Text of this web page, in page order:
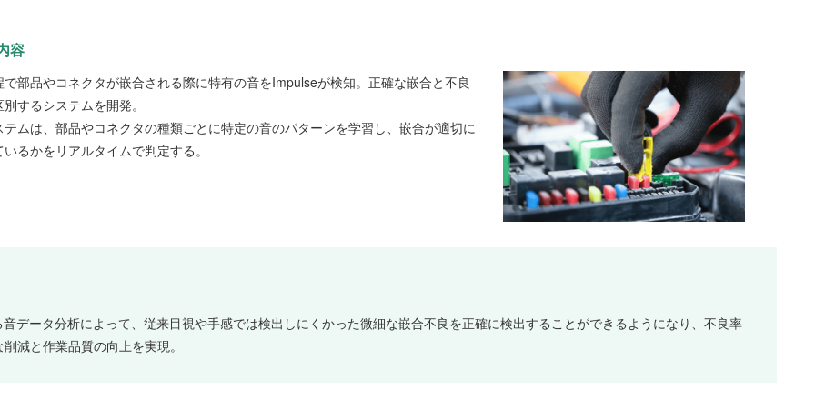
容
で部品やコネクタが嵌合される際に特有の音をImpulseが検知。正確な嵌合と不良
するシステムを開発。
テムは、部品やコネクタの種類ごとに特定の音のパターンを学習し、嵌合が適切に
るかをリアルタイムで判定する。
音データ分析によって、従来目視や手感では検出しにくかった微細な嵌合不良を正確に検出することができるようになり、不良率
減と作業品質の向上を実現。